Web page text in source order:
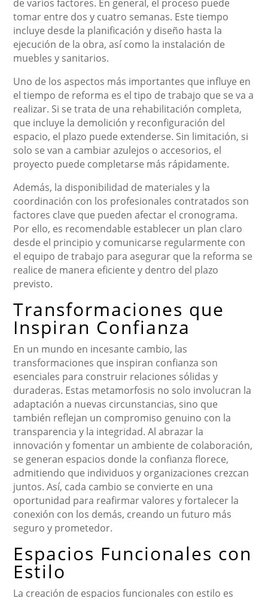
de varios factores. En general, el proceso puede
tomar entre dos y cuatro semanas. Este tiempo
incluye desde la planificación y diseño hasta la
ejecución de la obra, así como la instalación de
muebles y sanitarios.
Uno de los aspectos más importantes que influye en
el tiempo de reforma es el tipo de trabajo que se va a
realizar. Si se trata de una rehabilitación completa,
que incluye la demolición y reconfiguración del
espacio, el plazo puede extenderse. Sin limitación, si
solo se van a cambiar azulejos o accesorios, el
proyecto puede completarse más rápidamente.
Además, la disponibilidad de materiales y la
coordinación con los profesionales contratados son
factores clave que pueden afectar el cronograma.
Por ello, es recomendable establecer un plan claro
desde el principio y comunicarse regularmente con
el equipo de trabajo para asegurar que la reforma se
realice de manera eficiente y dentro del plazo
previsto.
Transformaciones que
Inspiran Confianza
En un mundo en incesante cambio, las
transformaciones que inspiran confianza son
esenciales para construir relaciones sólidas y
duraderas. Estas metamorfosis no solo involucran la
adaptación a nuevas circunstancias, sino que
también reflejan un compromiso genuino con la
transparencia y la integridad. Al abrazar la
innovación y fomentar un ambiente de colaboración,
se generan espacios donde la confianza florece,
admitiendo que individuos y organizaciones crezcan
juntos. Así, cada cambio se convierte en una
oportunidad para reafirmar valores y fortalecer la
conexión con los demás, creando un futuro más
seguro y prometedor.
Espacios Funcionales con
Estilo
La creación de espacios funcionales con estilo es